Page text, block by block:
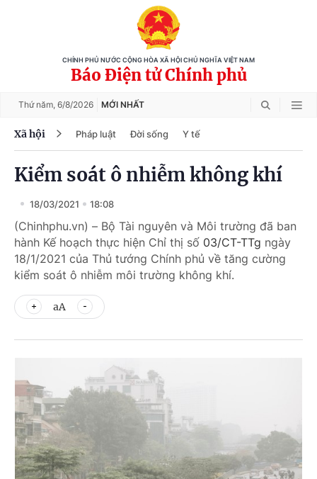
CHÍNH PHỦ NƯỚC CỘNG HÒA XÃ HỘI CHỦ NGHĨA VIỆT NAM
Báo Điện tử Chính phủ
Thứ năm, 6/8/2026 MỚI NHẤT
Xã hội Pháp luật Đời sống Y tế
Kiểm soát ô nhiễm không khí
18/03/2021 18:08
(Chinhphu.vn) – Bộ Tài nguyên và Môi trường đã ban
hành Kế hoạch thực hiện Chỉ thị số 03/CT-TTg ngày
18/1/2021 của Thủ tướng Chính phủ về tăng cường
kiểm soát ô nhiễm môi trường không khí.
aA